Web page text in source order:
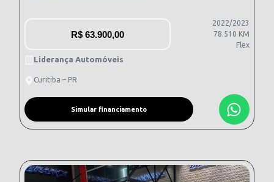
R$ 63.900,00
2022/2023
78.510 KM
Flex
Liderança Automóveis
Curitiba – PR
Simular financiamento